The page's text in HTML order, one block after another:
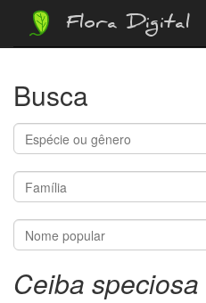
Flora Digital
Busca
Ceiba speciosa